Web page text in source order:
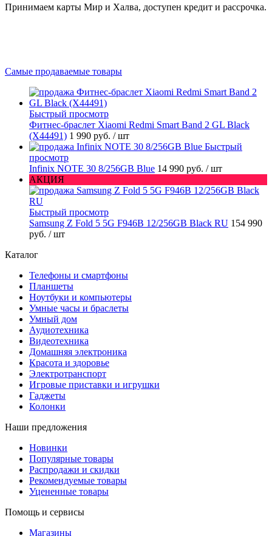
Принимаем карты Мир и Халва, доступен кредит и рассрочка.
Самые продаваемые товары
Быстрый просмотр
Фитнес-браслет Xiaomi Redmi Smart Band 2 GL Black
(X44491) 1 990 руб. / шт
Быстрый
просмотр
Infinix NOTE 30 8/256GB Blue 14 990 руб. / шт
АКЦИЯ
Быстрый просмотр
Samsung Z Fold 5 5G F946B 12/256GB Black RU 154 990
руб. / шт
Каталог
Телефоны и смартфоны
Планшеты
Ноутбуки и компьютеры
Умные часы и браслеты
Умный дом
Аудиотехника
Видеотехника
Домашняя электроника
Красота и здоровье
Электротранспорт
Игровые приставки и игрушки
Гаджеты
Колонки
Наши предложения
Новинки
Популярные товары
Распродажи и скидки
Рекомендуемые товары
Уцененные товары
Помощь и сервисы
Магазины